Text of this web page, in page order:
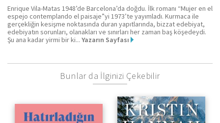
Enrique Vila-Matas 1948’de Barcelona’da doğdu. İlk romanı “Mujer en el
espejo contemplando el paisaje”yi 1973’te yayımladı. Kurmaca ile
gerçekliğin kesişme noktasında duran yapıtlarında, bizzat edebiyat,
edebiyatın sorunları, olanakları ve sınırları her zaman baş köşedeydi.
Şu ana kadar yirmi bir ki... Yazarın Sayfası
Bunlar da İlginizi Çekebilir